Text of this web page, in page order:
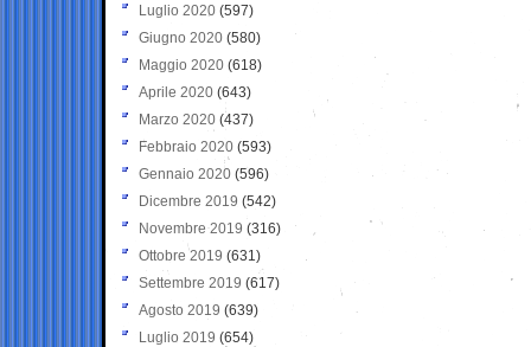
Luglio 2020 (597)
Giugno 2020 (580)
Maggio 2020 (618)
Aprile 2020 (643)
Marzo 2020 (437)
Febbraio 2020 (593)
Gennaio 2020 (596)
Dicembre 2019 (542)
Novembre 2019 (316)
Ottobre 2019 (631)
Settembre 2019 (617)
Agosto 2019 (639)
Luglio 2019 (654)